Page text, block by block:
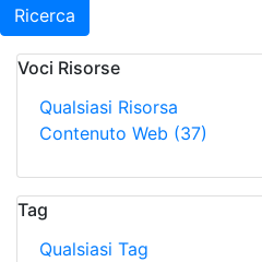
Ricerca
Voci Risorse
Qualsiasi Risorsa
Contenuto Web (37)
Tag
Qualsiasi Tag